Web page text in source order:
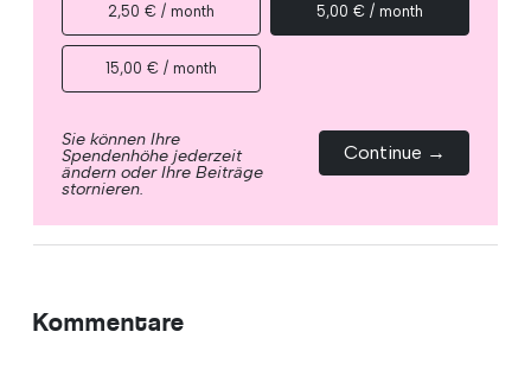
2,50 € / month 5,00 € / month
15,00 € / month
Sie können Ihre
Spendenhöhe jederzeit
ändern oder Ihre Beiträge
stornieren.
Continue →
Kommentare